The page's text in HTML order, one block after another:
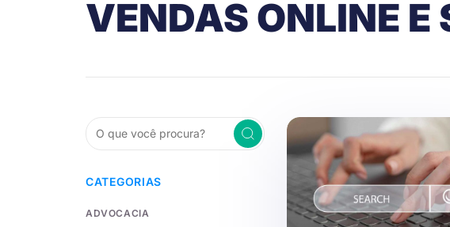
VENDAS ONLINE E
CATEGORIAS
ADVOCACIA